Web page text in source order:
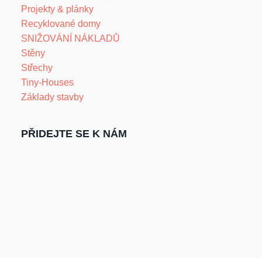
Projekty & plánky
Recyklované domy
SNIŽOVÁNÍ NÁKLADŮ
Stěny
Střechy
Tiny-Houses
Základy stavby
PŘIDEJTE SE K NÁM